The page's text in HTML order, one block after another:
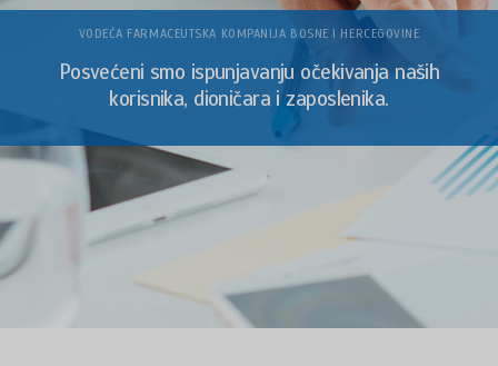
VODEĆA FARMACEUTSKA KOMPANIJA BOSNE I HERCEGOVINE
Posvećeni smo ispunjavanju očekivanja naših
korisnika, dioničara i zaposlenika.